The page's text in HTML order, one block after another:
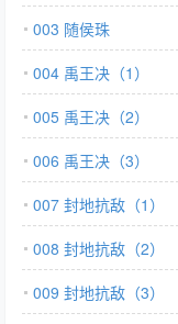
003 随侯珠
004 禹王决（1）
005 禹王决（2）
006 禹王决（3）
007 封地抗敌（1）
008 封地抗敌（2）
009 封地抗敌（3）